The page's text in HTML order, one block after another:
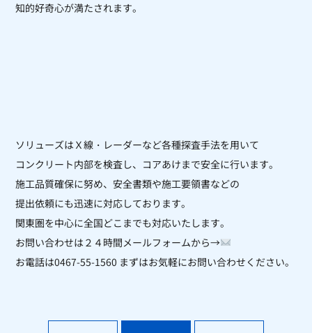
知的好奇心が満たされます。
ソリューズはＸ線・レーダーなど各種探査手法を用いて
コンクリート内部を検査し、コアあけまで安全に行います。
施工品質確保に努め、安全書類や施工要領書などの
提出依頼にも迅速に対応しております。
関東圏を中心に全国どこまでも対応いたします。
お問い合わせは２４時間メールフォームから→
お電話は0467-55-1560 まずはお気軽にお問い合わせください。